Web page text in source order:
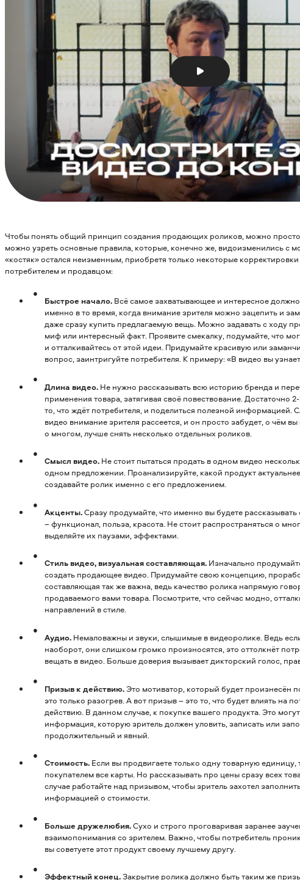
Чтобы понять общий принцип создания продающих роликов, можно
можно узреть основные правила, которые, конечно же, видоизменились с
«костяк» остался неизменным, приобретя только некоторые
потребителем и продавцом:
Быстрое начало.Всё самое захватывающее и интересное
именно в то время, когда внимание зрителя можно зацепить и
даже сразу купить предлагаемую вещь. Можно задавать с ходу
миф или интересный факт. Проявите смекалку, подумайте, что
и отталкивайтесь от этой идеи. Придумайте красивую или
вопрос, заинтригуйте потребителя. К примеру: «В видео вы
Длина видео.Не нужно рассказывать всю историю бренда и
применения товара, затягивая своё повествование. Достаточно
то, что ждёт потребителя, и поделиться полезной
видео внимание зрителя рассеется, и он просто забудет, о чём
о многом, лучше снять несколько отдельных роликов.
Смысл видео.Не стоит пытаться продать в одном видео
одном предложении. Проанализируйте, какой продукт
создавайте ролик именно с его предложением.
Акценты.Сразу продумайте, что именно вы будете
– функционал, польза, красота. Не стоит распространяться о
выделяйте их паузами, эффектами.
Стиль видео, визуальная составляющая.Изначально
создать продающее видео. Придумайте свою концепцию,
составляющая так же важна, ведь качество ролика напрямую
продаваемого вами товара. Посмотрите, что сейчас модно,
направлений в стиле.
Аудио.Немаловажны и звуки, слышимые в видеоролике. Ведь
наоборот, они слишком громко произносятся, это оттолкнёт
вещать в видео. Больше доверия вызывает дикторский голос,
Призыв к действию.Это мотиватор, который будет произнесён
это только разогрев. А вот призыв – это то, что будет влиять на
действию. В данном случае, к покупке вашего продукта. Это
информация, которую зритель должен уловить, записать или
продолжительный и явный.
Стоимость.Если вы продвигаете только одну товарную
покупателем все карты. Но рассказывать про цены сразу всех
случае работайте над призывом, чтобы зритель захотел
информацией о стоимости.
Больше дружелюбия.Сухо и строго проговаривая заранее
взаимопонимания со зрителем. Важно, чтобы потребитель
вы советуете этот продукт своему лучшему другу.
Эффектный конец.Закрытие ролика должно быть таким же